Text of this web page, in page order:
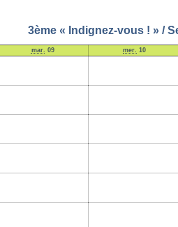
3ème « Indignez-vous ! » /
mar. 09 mer. 10